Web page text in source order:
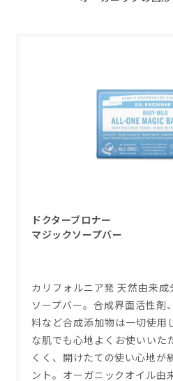
ドクターブロナー
マジックソープバー
カリフォルニア発 天然由来
ソープバー。合成界面活性剤
料など合成添加物は一切使用
な肌でも心地よくお使いいた
くく、開けたての使い心地が
ント。オーガニックオイル由